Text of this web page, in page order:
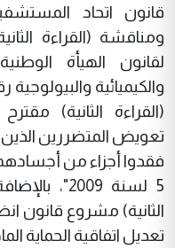
قانون اتحاد
ومناقشة (القراءة
لقانون الهيأة
(القراءة الثانية)
تعويض المتضررين الذين
فقدوا أجزاء من أجسادهم
5 لسنة
الثانية) مشروع قانون
تعديل اتفاقية الحماية